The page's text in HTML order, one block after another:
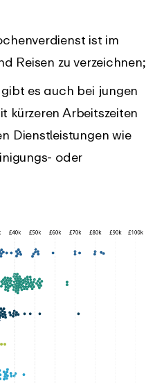
ist im
Reisen zu verzeichnen;
es auch bei jungen
kürzeren Arbeitszeiten
Dienstleistungen wie
oder